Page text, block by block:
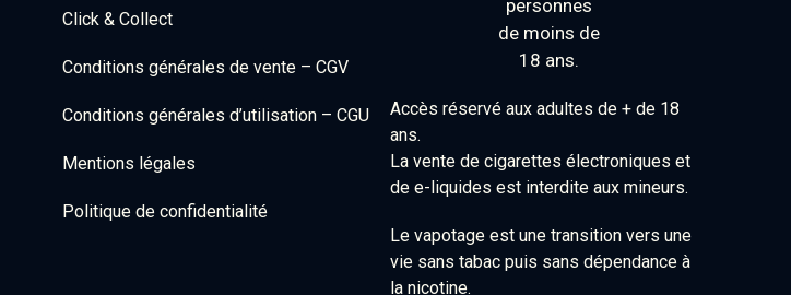
Click & Collect
Conditions générales de vente – CGV
Conditions générales d’utilisation – CGU
Mentions légales
Politique de confidentialité
Accès réservé aux adultes de + de 18
ans.
La vente de cigarettes électroniques et
de e-liquides est interdite aux mineurs.
Le vapotage est une transition vers une
vie sans tabac puis sans dépendance à
la nicotine.